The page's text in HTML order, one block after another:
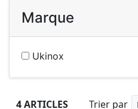
Marque
Ukinox
4 ARTICLES Trier par